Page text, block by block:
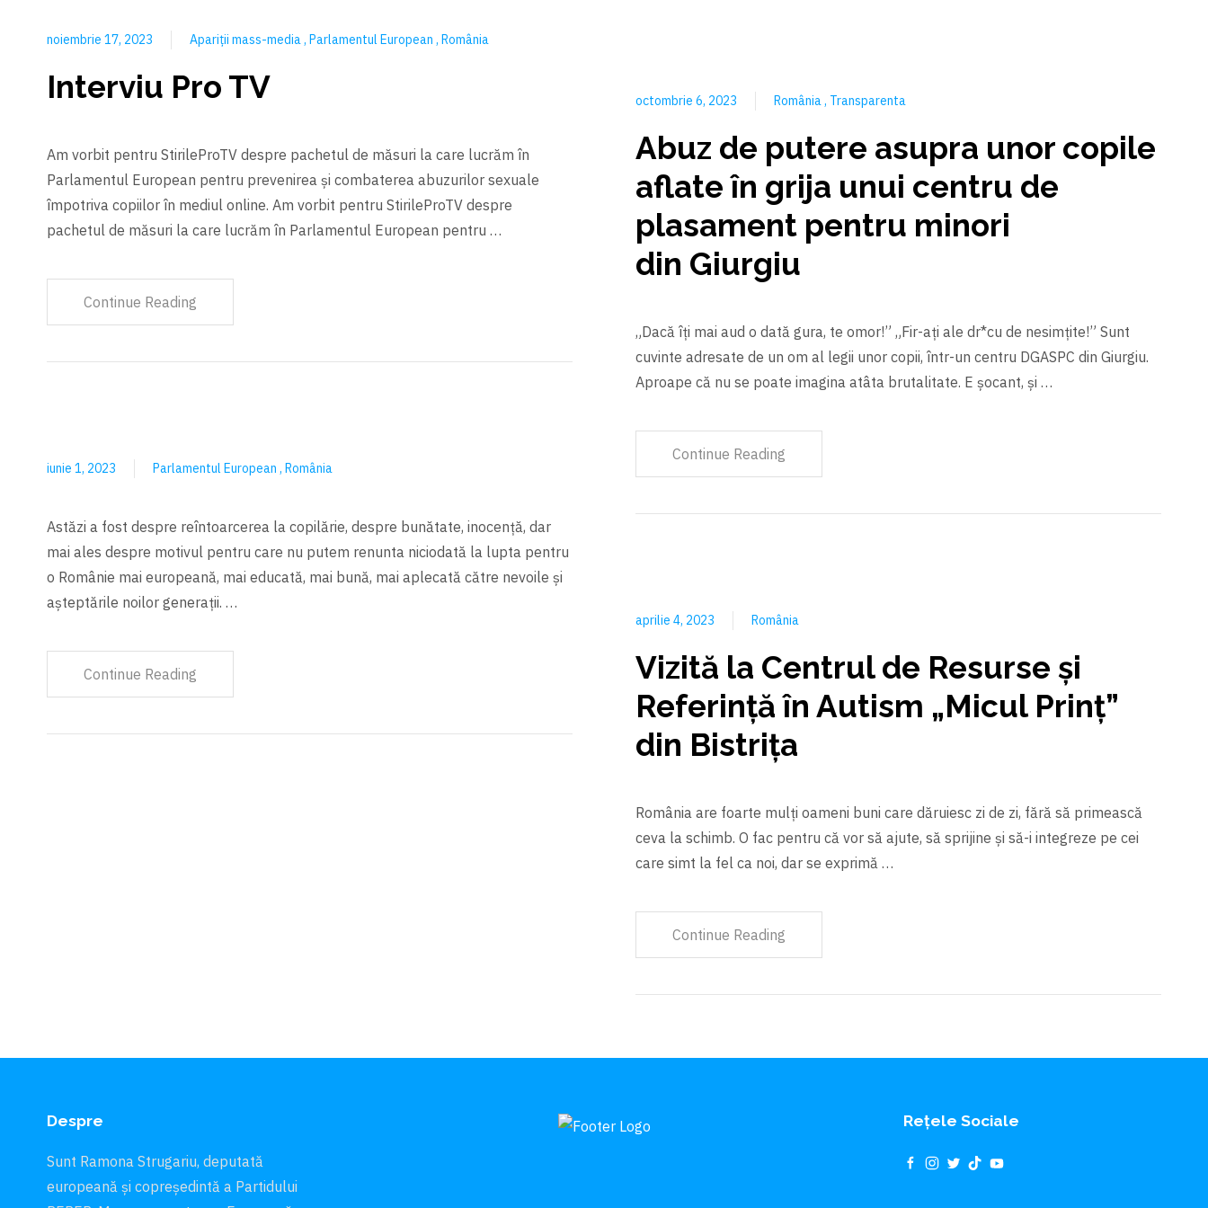
noiembrie 17, 2023 Apariții mass-media Parlamentul European România
Interviu Pro TV
Am vorbit pentru StirileProTV despre pachetul de măsuri la care lucrăm în
Parlamentul European pentru prevenirea și combaterea abuzurilor sexuale
împotriva copiilor în mediul online. Am vorbit pentru StirileProTV despre
pachetul de măsuri la care lucrăm în Parlamentul European pentru …
Continue Reading
iunie 1, 2023 Parlamentul European România
Astăzi a fost despre reîntoarcerea la copilărie, despre bunătate, inocență, dar
mai ales despre motivul pentru care nu putem renunta niciodată la lupta pentru
o Românie mai europeană, mai educată, mai bună, mai aplecată către nevoile și
așteptările noilor generații. …
Continue Reading
octombrie 6, 2023 România Transparenta
Abuz de putere asupra unor copile
aflate în grija unui centru de
plasament pentru minori
din Giurgiu
„Dacă îţi mai aud o dată gura, te omor!” „Fir-aţi ale dr*cu de nesimţite!” Sunt
cuvinte adresate de un om al legii unor copii, într-un centru DGASPC din Giurgiu.
Aproape că nu se poate imagina atâta brutalitate. E şocant, şi …
Continue Reading
aprilie 4, 2023 România
Vizită la Centrul de Resurse şi
Referinţă în Autism „Micul Prinţ”
din Bistriţa
România are foarte mulți oameni buni care dăruiesc zi de zi, fără să primească
ceva la schimb. O fac pentru că vor să ajute, să sprijine și să-i integreze pe cei
care simt la fel ca noi, dar se exprimă …
Continue Reading
Despre
Sunt Ramona Strugariu, deputată
europeană și copreședintă a Partidului
Rețele Sociale